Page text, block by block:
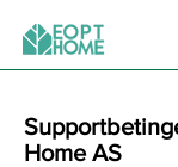
Home AS